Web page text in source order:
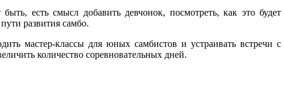
есть смысл добавить девчонок, посмотреть, как это будет
развития самбо.
мастер-классы для юных самбистов и устраивать встречи с
количество соревновательных дней.